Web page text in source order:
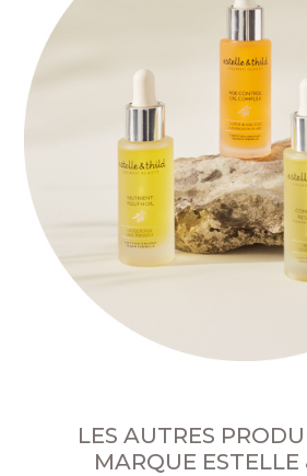
LES AUTRES
MARQUE